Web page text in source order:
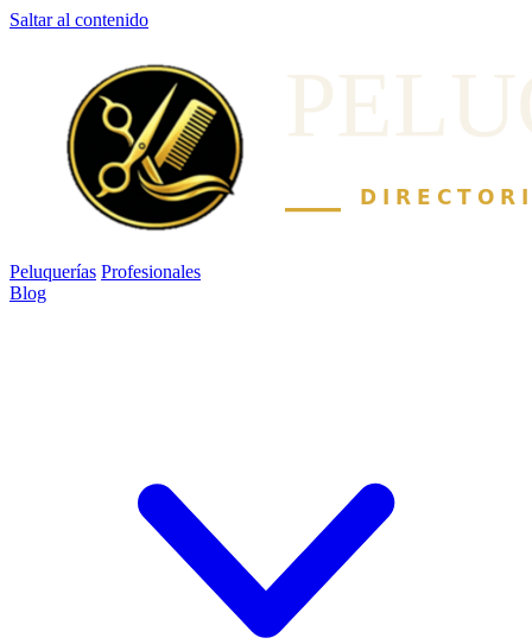
Saltar al contenido
Peluquerías Profesionales
Blog